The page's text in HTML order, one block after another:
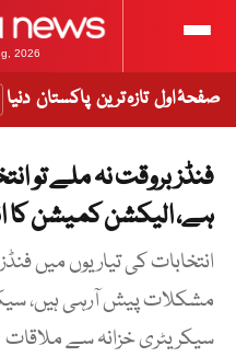
2026
صفحۂ اول تازہ ترین پاکستان دنیا
فنڈز بروقت نہ ملے تو
ہے، الیکشن کمیشن کا
انتخابات کی تیاریوں میں
مشکلات پیش آرہی ہیں،
سیکریٹری خزانہ سے ملاقات